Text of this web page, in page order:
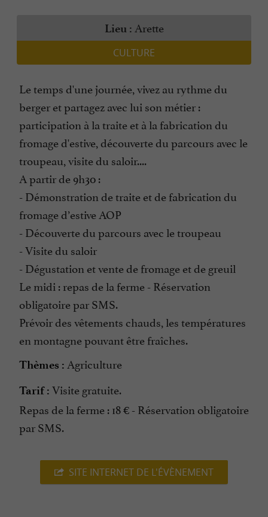
Lieu : Arette
CULTURE
Le temps d'une journée, vivez au rythme du
berger et partagez avec lui son métier :
participation à la traite et à la fabrication du
fromage d'estive, découverte du parcours avec le
troupeau, visite du saloir....
A partir de 9h30 :
- Démonstration de traite et de fabrication du
fromage d’estive AOP
- Découverte du parcours avec le troupeau
- Visite du saloir
- Dégustation et vente de fromage et de greuil
Le midi : repas de la ferme - Réservation
obligatoire par SMS.
Prévoir des vêtements chauds, les températures
en montagne pouvant être fraîches.
Thèmes : Agriculture
Tarif : Visite gratuite.
Repas de la ferme : 18 € - Réservation obligatoire
par SMS.
SITE INTERNET DE L'ÉVÈNEMENT